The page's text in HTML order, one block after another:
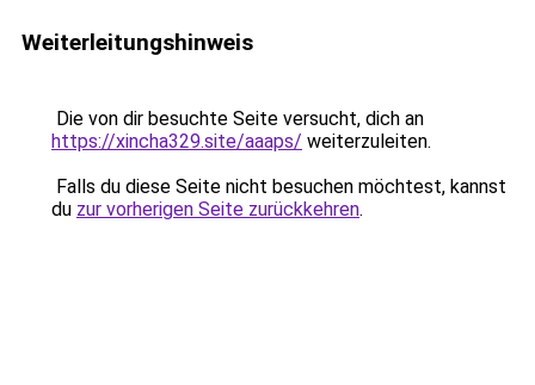
Weiterleitungshinweis
Die von dir besuchte Seite versucht, dich an
https://xincha329.site/aaaps/ weiterzuleiten.
Falls du diese Seite nicht besuchen möchtest, kannst
du zur vorherigen Seite zurückkehren.